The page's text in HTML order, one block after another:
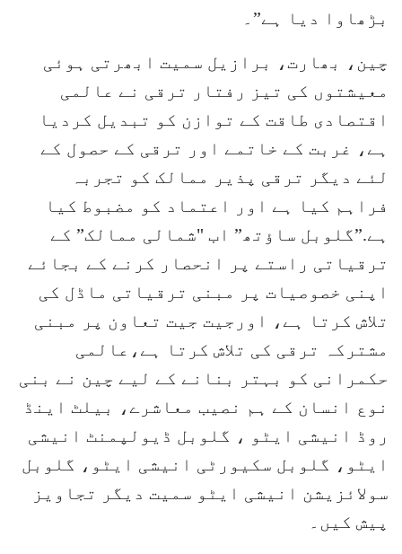
بڑھاوا دیا ہے”۔
چین، بھارت، برازیل سمیت ابھرتی ہوئی
معیشتوں کی تیز رفتار ترقی نے عالمی
اقتصادی طاقت کے توازن کو تبدیل کردیا
ہے، غربت کے خاتمے اور ترقی کے حصول کے
لئے دیگر ترقی پذیر ممالک کو تجربہ
فراہم کیا ہے اور اعتماد کو مضبوط کیا
ہے.”گلوبل ساؤتھ” اب "شمالی ممالک” کے
ترقیاتی راستے پر انحصار کرنے کے بجائے
اپنی خصوصیات پر مبنی ترقیاتی ماڈل کی
تلاش کرتا ہے، اورجیت جیت تعاون پر مبنی
مشترکہ ترقی کی تلاش کرتا ہے،عالمی
حکمرانی کو بہتر بنانے کے لیے چین نے بنی
نوع انسان کے ہم نصیب معاشرے، بیلٹ اینڈ
روڈ انیشی ایٹو ، گلوبل ڈیولپمنٹ انیشی
ایٹو، گلوبل سکیورٹی انیشی ایٹو، گلوبل
سولائزیشن انیشی ایٹو سمیت دیگر تجاویز
پیش کیں۔